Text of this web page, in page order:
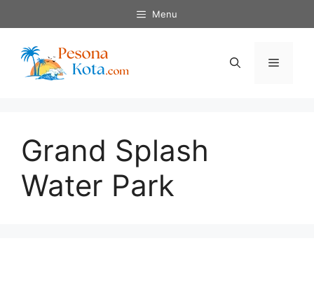
to
content
Menu
Menu
Grand Splash
Water Park